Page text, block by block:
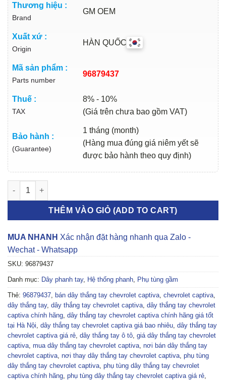
Thương hiệu :
Brand
GM OEM
Xuất xứ :
Origin
HÀN QUỐC
Mã sản phẩm :
Parts number
96879437
Thuế :
TAX
8% - 10%
(Giá trên chưa bao gồm VAT)
Bảo hành :
(Guarantee)
1 tháng (month)
(Hàng mua đúng giá niêm yết sẽ
được bảo hành theo quy định)
DÂY THẮNG TAY CHEVROLET CAPTIVA 2006-2012 | 96879437
THÊM VÀO GIỎ (ADD TO CART)
MUA NHANH Xác nhận đặt hàng nhanh qua Zalo -
Wechat - Whatsapp
SKU: 96879437
Danh mục: Dây phanh tay, Hệ thống phanh Phụ tùng gầm
Thẻ: 96879437 bán dây thắng tay chevrolet captiva chevrolet captiva
dây thắng tay, dây thắng tay chevrolet captiva dây thắng tay chevrolet
captiva chính hãng dây thắng tay chevrolet captiva chính hãng giá tốt
tại Hà Nội dây thắng tay chevrolet captiva giá bao nhiêu dây thắng tay
chevrolet captiva giá rẻ dây thắng tay ô tô giá dây thắng tay chevrolet
captiva mua dây thắng tay chevrolet captiva nơi bán dây thắng tay
chevrolet captiva nơi thay dây thắng tay chevrolet captiva phụ tùng
dây thắng tay chevrolet captiva phụ tùng dây thắng tay chevrolet
captiva chính hãng phụ tùng dây thắng tay chevrolet captiva giá rẻ